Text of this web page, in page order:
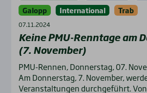
Galopp
International Trab
07.11.2024
Kei­ne PMU-Renn­ta­ge am
(7. Novem­ber)
PMU-Rennen, Donnerstag, 07.
Am Donnerstag, 7. November,
Veranstaltungen durchgeführt.